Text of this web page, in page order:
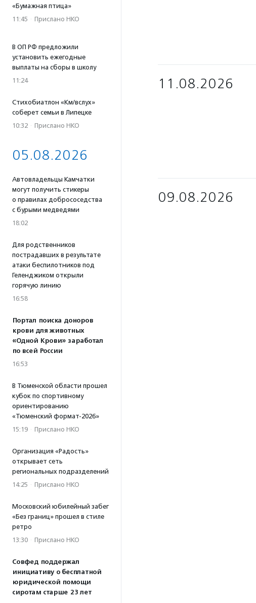
«Бумажная птица»
11:45 · Прислано НКО
В ОП РФ предложили
установить ежегодные
выплаты на сборы в школу
11:24
Стихобиатлон «Км/вслух»
соберет семьи в Липецке
10:32 · Прислано НКО
05.08.2026
Автовладельцы Камчатки
могут получить стикеры
о правилах добрососедства
с бурыми медведями
18:02
Для родственников
пострадавших в результате
атаки беспилотников под
Геленджиком открыли
горячую линию
16:58
Портал поиска доноров
крови для животных
«Одной Крови» заработал
по всей России
16:53
В Тюменской области прошел
кубок по спортивному
ориентированию
«Тюменский формат-2026»
15:19 · Прислано НКО
Организация «Радость»
открывает сеть
региональных подразделений
14:25 · Прислано НКО
Московский юбилейный забег
«Без границ» прошел в стиле
ретро
13:30 · Прислано НКО
Совфед поддержал
инициативу о бесплатной
юридической помощи
сиротам старше 23 лет
11.08.2026
09.08.2026